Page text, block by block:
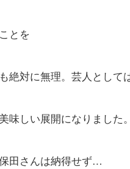
とを
絶対に無理。芸人として
味しい展開になりました。
田さんは納得せず…